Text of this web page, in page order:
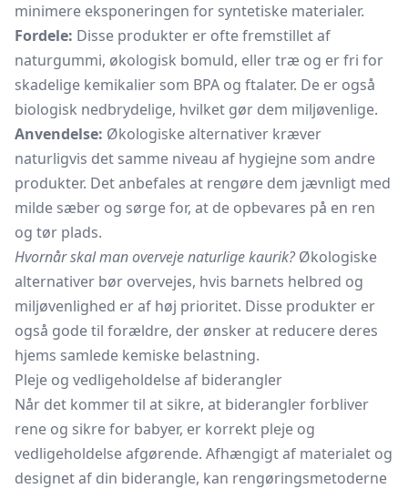
minimere eksponeringen for syntetiske materialer.
Fordele: Disse produkter er ofte fremstillet af
naturgummi, økologisk bomuld, eller træ og er fri for
skadelige kemikalier som BPA og ftalater. De er også
biologisk nedbrydelige, hvilket gør dem miljøvenlige.
Anvendelse: Økologiske alternativer kræver
naturligvis det samme niveau af hygiejne som andre
produkter. Det anbefales at rengøre dem jævnligt med
milde sæber og sørge for, at de opbevares på en ren
og tør plads.
Hvornår skal man overveje naturlige kaurik?Økologiske
alternativer bør overvejes, hvis barnets helbred og
miljøvenlighed er af høj prioritet. Disse produkter er
også gode til forældre, der ønsker at reducere deres
hjems samlede kemiske belastning.
Pleje og vedligeholdelse af biderangler
Når det kommer til at sikre, at biderangler forbliver
rene og sikre for babyer, er korrekt pleje og
vedligeholdelse afgørende. Afhængigt af materialet og
designet af din biderangle, kan rengøringsmetoderne